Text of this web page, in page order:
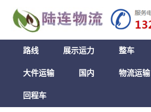
路线 展示运力 整车
大件运输 国内 物流运输
回程车